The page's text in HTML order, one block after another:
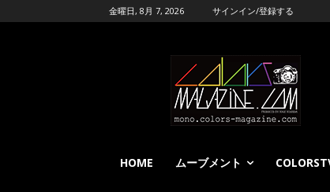
金曜日, 8月 7, 2026 サインイン/登録する
HOME ムーブメント